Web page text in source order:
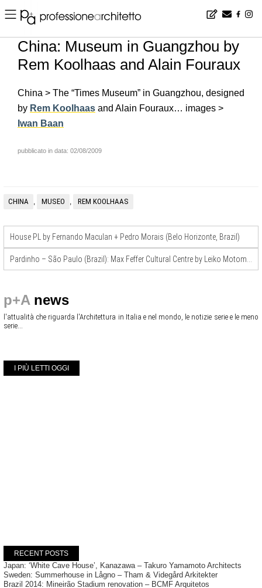
Home ▪ news ▪ en ▪ China: Museum in Guangzhou by Rem Koolhaas and Alain Fouraux
China: Museum in Guangzhou by
Rem Koolhaas and Alain Fouraux
China > The “Times Museum” in Guangzhou, designed
by Rem Koolhaas and Alain Fouraux… images >
Iwan Baan
pubblicato in data: 02/08/2009
CHINA , MUSEO , REM KOOLHAAS
House PL by Fernando Maculan + Pedro Morais (Belo Horizonte, Brazil)
p+A news
l'attualità che riguarda l'Architettura in Italia e nel mondo, le notizie serie e le meno
serie...
I PIÙ LETTI OGGI
RECENT POSTS
Japan: ‘White Cave House’, Kanazawa – Takuro Yamamoto Architects
Sweden: Summerhouse in Lågno – Tham & Videgård Arkitekter
Brazil 2014: Mineirão Stadium renovation – BCMF Arquitetos